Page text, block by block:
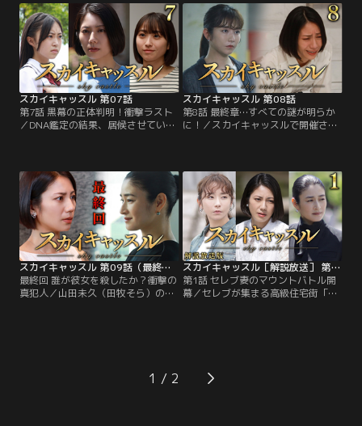
緒）は、母を亡くして身寄りのない
ライバル優等生・山田未久（田牧そ
ら）を居候させることに。
をなめ尽くした過去の自分とは無縁
の最高の環境と幸せを与えるため
に、一心不乱で手塩にかけて育てて
きた長女・瑠璃（新井美羽）も…。
スカイキャッスル 第07話
第7話 黒幕の正体判明！衝撃ラスト
／DNA鑑定の結果、居候させている
緒）。この日を境に、浅見家の状況
は悪化の一途をたどる。勝ち誇った
かのように、家の中で好き勝手振る
舞い始める未久。
スカイキャッスル 第08話
第8話 最終章…すべての謎が明らか
に！／スカイキャッスルで開催され
院に救急搬送された。宿直中だった
浅見紗英（松下奈緒）の夫・英世
（田辺誠一）は、よもや未久が自分
の実娘だとはつゆ知らず、同じく一
刻を争う厚生労働大臣政務官の幼き
息子のオペを優先。
スカイキャッスル 第09話（最終話）
最終回 誰が彼女を殺したか？衝撃の
真犯人／山田未久（田牧そら）の落
とか未久と仲の良かった南沢青葉
（坂元愛登）が傷害致死容疑で逮捕
スカイキャッスル［解説放送］ 第01話
第1話 セレブ妻のマウントバトル開
幕／セレブが集まる高級住宅街「ス
起になるスカイキャッスルのセレブ
妻--浅見紗英（松下奈緒）、二階堂
1